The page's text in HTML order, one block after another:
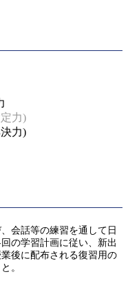
力)
力)
会話等の練習を通して日
の学習計画に従い、新出
後に配布される復習用の
。